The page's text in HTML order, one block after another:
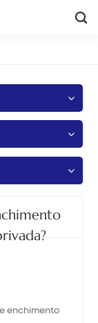
enchimento